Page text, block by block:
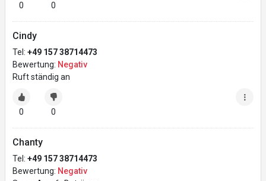
0 0
Cindy
Tel: +49 157 38714473
Bewertung: Negativ
Ruft ständig an
0 0
Chanty
Tel: +49 157 38714473
Bewertung: Negativ